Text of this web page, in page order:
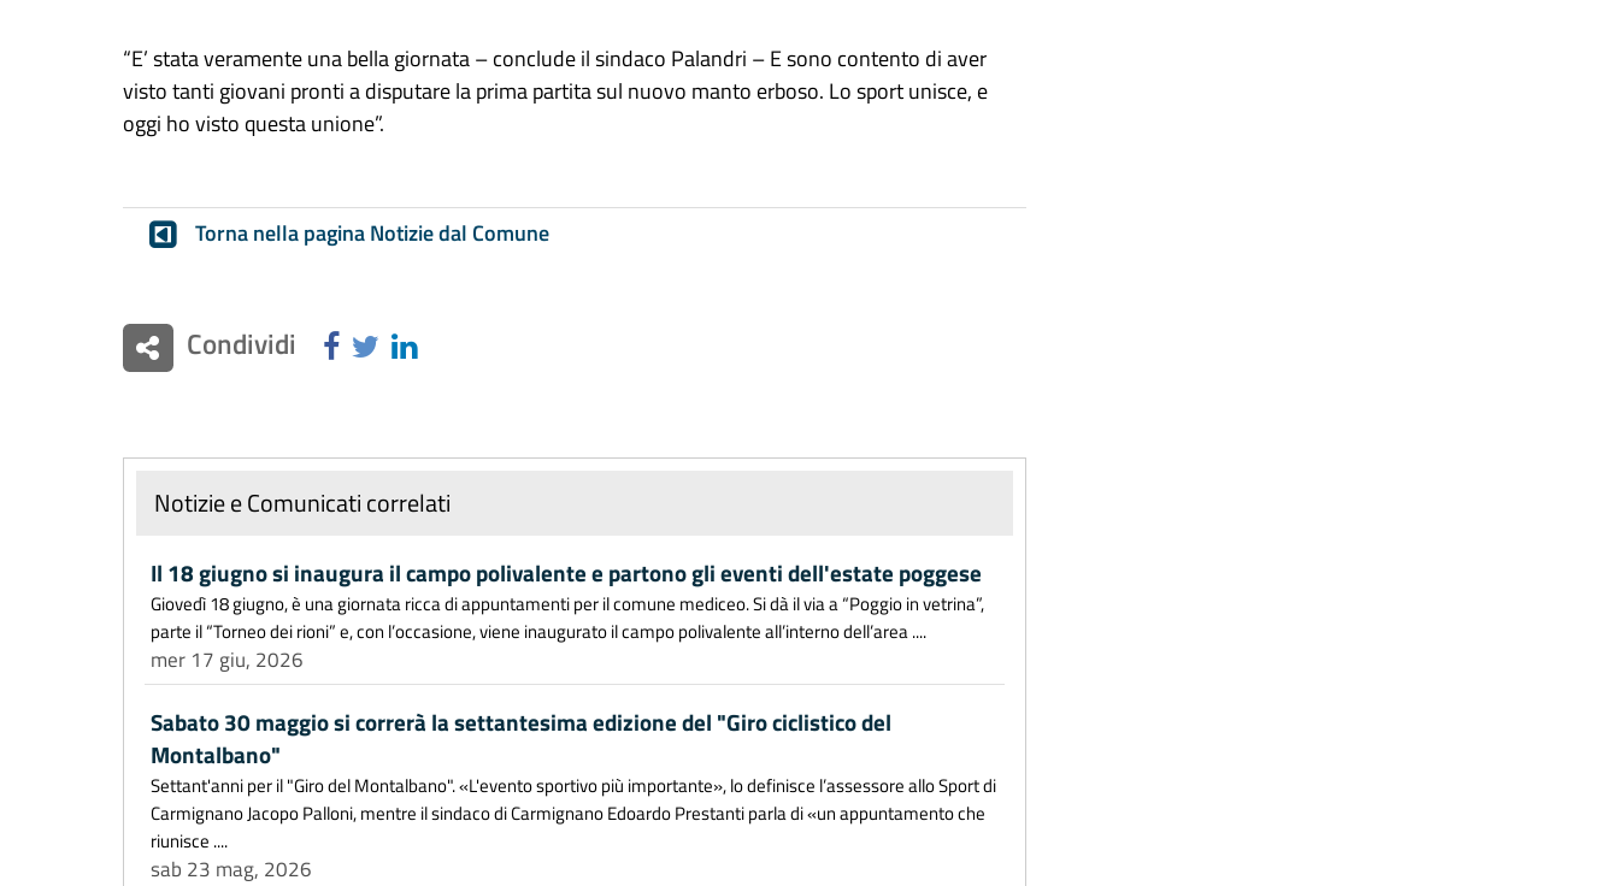
“E’ stata veramente una bella giornata – conclude il sindaco Palandri – E sono contento di aver
visto tanti giovani pronti a disputare la prima partita sul nuovo manto erboso. Lo sport unisce, e
oggi ho visto questa unione”.
Torna nella pagina Notizie dal Comune
Condividi
Notizie e Comunicati correlati
Il 18 giugno si inaugura il campo polivalente e partono gli eventi dell'estate poggese
Giovedì 18 giugno, è una giornata ricca di appuntamenti per il comune mediceo. Si dà il via a “Poggio in vetrina”,
parte il “Torneo dei rioni” e, con l’occasione, viene inaugurato il campo polivalente all’interno dell’area ....
mer 17 giu, 2026
Sabato 30 maggio si correrà la settantesima edizione del "Giro ciclistico del
Montalbano"
Settant'anni per il "Giro del Montalbano". «L'evento sportivo più importante», lo definisce l’assessore allo Sport di
Carmignano Jacopo Palloni, mentre il sindaco di Carmignano Edoardo Prestanti parla di «un appuntamento che
riunisce ....
sab 23 mag, 2026